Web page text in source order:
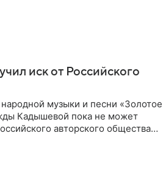
иск от Российского
музыки и песни «Золотое
Кадышевой пока не может
авторского общества